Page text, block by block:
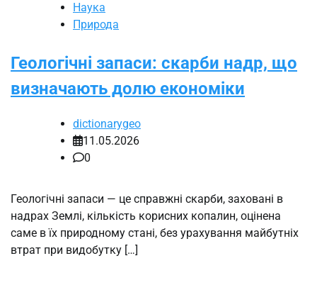
Наука
Природа
Геологічні запаси: скарби надр, що
визначають долю економіки
dictionarygeo
11.05.2026
0
Геологічні запаси — це справжні скарби, заховані в
надрах Землі, кількість корисних копалин, оцінена
саме в їх природному стані, без урахування майбутніх
втрат при видобутку […]